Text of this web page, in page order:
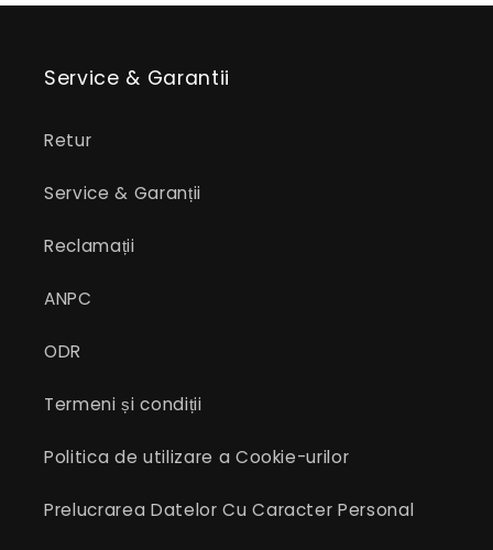
Service & Garantii
Retur
Service & Garanții
Reclamații
ANPC
ODR
Termeni și condiții
Politica de utilizare a Cookie-urilor
Prelucrarea Datelor Cu Caracter Personal